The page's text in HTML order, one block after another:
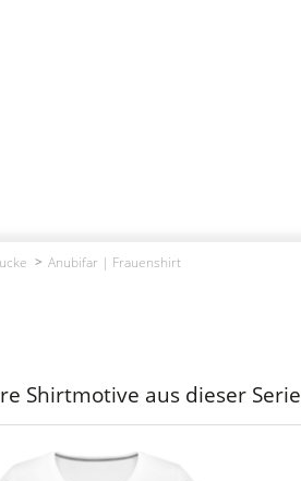
Anubifar | Frauenshirt
Shirtmotive aus dieser Serie